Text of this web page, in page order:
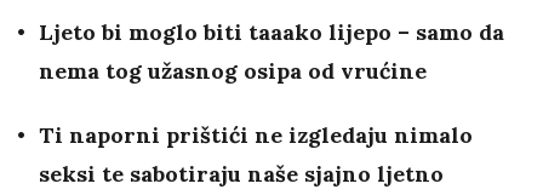
Ljeto bi moglo biti taaako lijepo – samo da
nema tog užasnog osipa od vrućine
Ti naporni prištići ne izgledaju nimalo
seksi te sabotiraju naše sjajno ljetno